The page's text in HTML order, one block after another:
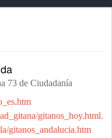
73 de Ciudadanía
gitanos_hoy.html.es
gitanos_andalucia.htm